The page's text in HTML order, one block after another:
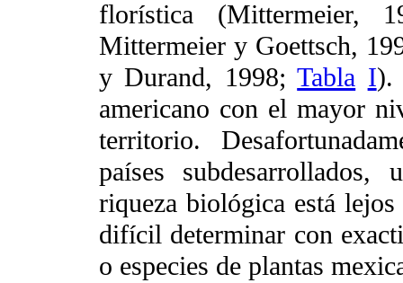
florística (Mittermeier,
Mittermeier y Goettsch,
y Durand, 1998;Tabla I).
americano con el mayor
territorio.
países
riqueza biológica está
difícil determinar con
o especies de plantas